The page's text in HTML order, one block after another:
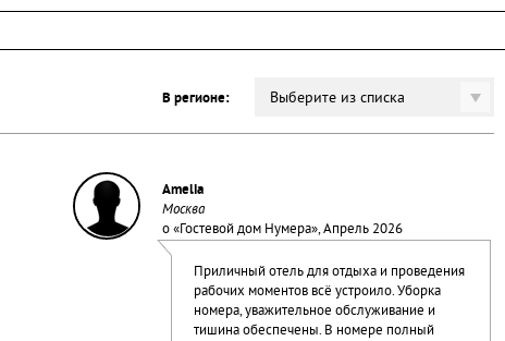
объектами. В состав комплекса входят:...
В регионе: Выберите из списка
Amelia
Москва
о «Гостевой дом Нумера», Апрель 2026
Приличный отель для отдыха и проведения
рабочих моментов всё устроило. Уборка
номера, уважительное обслуживание и
тишина обеспечены. В номере полный